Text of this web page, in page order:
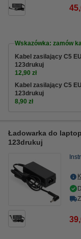
Wskazówka: zamów
Kabel zasilający C5
123drukuj
12,90 zł
Kabel zasilający C5
123drukuj
8,90 zł
Ładowarka do
123drukuj